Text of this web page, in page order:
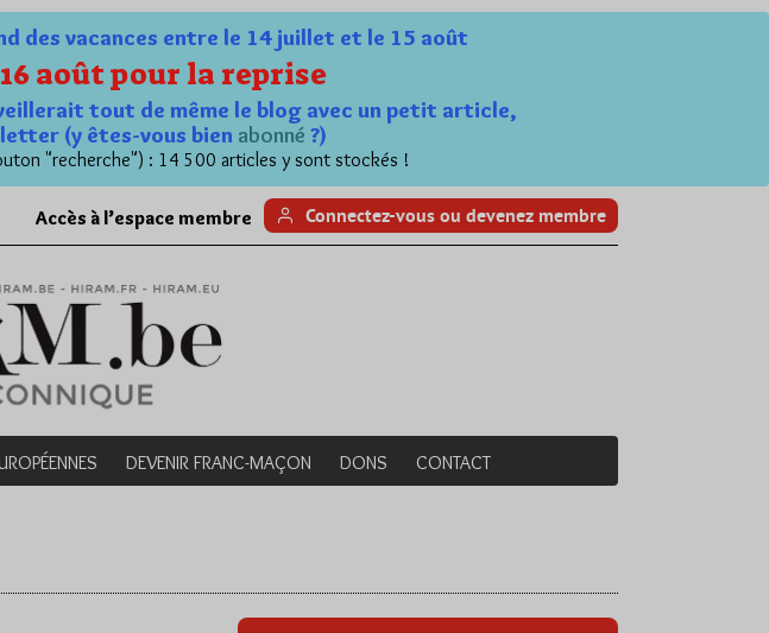
des vacances entre le 14 juillet et le 15 août
août pour la reprise
tout de même le blog avec un petit article,
(y êtes-vous bien abonné ?)
"recherche") : 14 500 articles y sont stockés !
Accès à l’espace membre Connectez-vous ou devenez membre
DEVENIR FRANC-MAÇON DONS CONTACT